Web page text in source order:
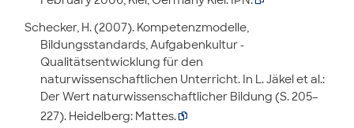
Schecker, H. (2007). Kompetenzmodelle,
Bildungsstandards, Aufgabenkultur -
Qualitätsentwicklung für den
naturwissenschaftlichen Unterricht. In L. Jäkel et al.:
Der Wert naturwissenschaftlicher Bildung (S. 205–
227). Heidelberg: Mattes.